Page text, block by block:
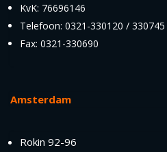
KvK: 76696146
Telefoon: 0321-330120 / 330745
Fax: 0321-330690
Amsterdam
Rokin 92-96